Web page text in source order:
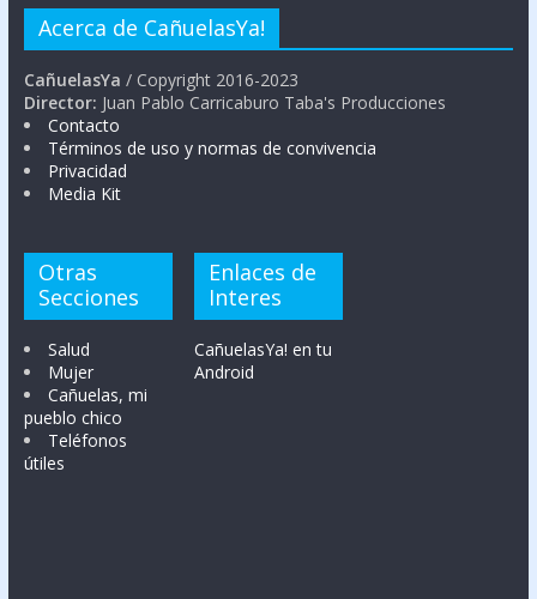
Acerca de CañuelasYa!
CañuelasYa / Copyright 2016-2023
Director: Juan Pablo Carricaburo Taba's Producciones
Contacto
Términos de uso y normas de convivencia
Privacidad
Media Kit
Otras
Secciones
Salud
Mujer
Cañuelas, mi
pueblo chico
Teléfonos
útiles
Enlaces de
Interes
CañuelasYa! en tu
Android